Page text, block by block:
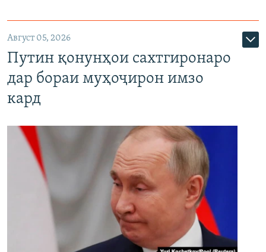
Август 05, 2026
Путин қонунҳои сахтгиронаро
дар бораи муҳоҷирон имзо
кард